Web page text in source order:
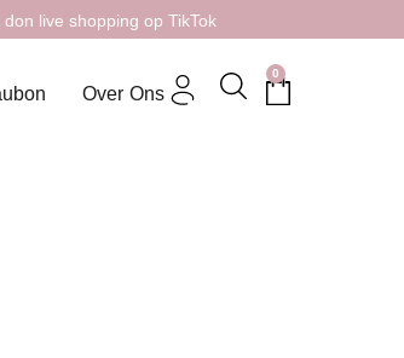
don live shopping op TikTok
Over Ons
0